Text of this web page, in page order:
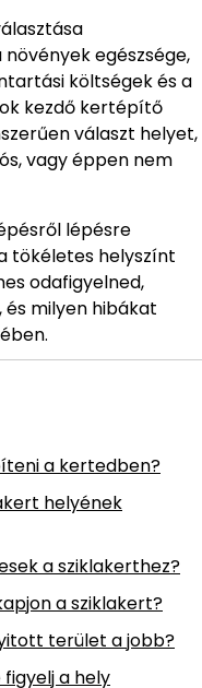
egészsége,
költségek és a
kezdő kertépítő
választ helyet,
vagy éppen nem
lépésre
tökéletes helyszínt
odafigyelned,
milyen hibákat
a kertedben?
helyének
a sziklakerthez?
a sziklakert?
terület a jobb?
a hely